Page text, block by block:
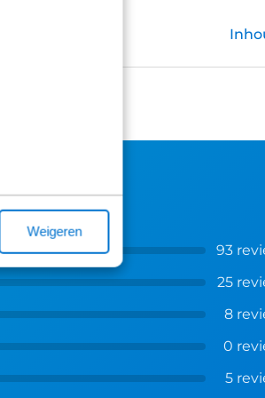
Weigeren
93
25
8
0
5